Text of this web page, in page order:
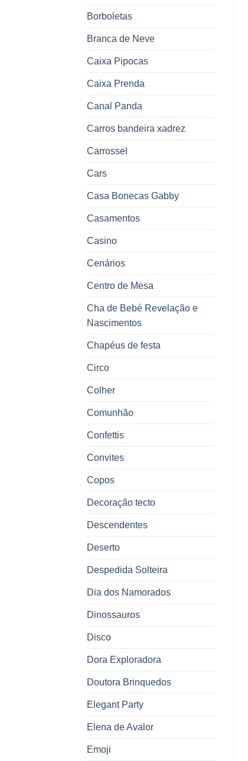
Borboletas
Branca de Neve
Caixa Pipocas
Caixa Prenda
Canal Panda
Carros bandeira xadrez
Carrossel
Cars
Casa Bonecas Gabby
Casamentos
Casino
Cenários
Centro de Mesa
Cha de Bebé Revelação e
Nascimentos
Chapéus de festa
Circo
Colher
Comunhão
Confettis
Convites
Copos
Decoração tecto
Descendentes
Deserto
Despedida Solteira
Dia dos Namorados
Dinossauros
Disco
Dora Exploradora
Doutora Brinquedos
Elegant Party
Elena de Avalor
Emoji